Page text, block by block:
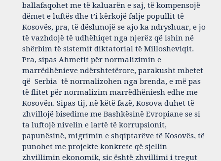
ballafaqohet me të kaluarën e saj, të kompensojë
dëmet e luftës dhe t’i kërkojë falje popullit të
Kosovës, pra, të dëshmojë se ajo ka ndryshuar, e jo
të vazhdojë të udhëhiqet nga njerëz që ishin në
shërbim të sistemit diktatorial të Millosheviqit.
Pra, sipas Ahmetit për normalizimin e
marrëdhënieve ndërshtetërore, parakusht mbetet
që Serbia të normalizohen nga brenda, e më pas
të flitet për normalizim marrëdhëniesh edhe me
Kosovën. Sipas tij, në këtë fazë, Kosova duhet të
zhvillojë bisedime me Bashkësinë Evropiane se si
ta luftojë nivelin e lartë të korrupsionit,
papunësinë, migrimin e shqiptarëve të Kosovës, të
punohet me projekte konkrete që sjellin
zhvillimin ekonomik, sic është zhvillimi i tregut